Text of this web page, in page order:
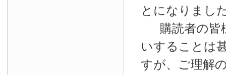
とになりまし
購読者の皆
いすることは
すが、ご理解